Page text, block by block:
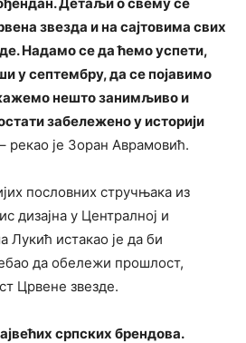
звезда и на сајтовима свих
Надамо се да ћемо успети,
у септембру, да се појавимо
нешто занимљиво и
забележено у историји
– рекао је Зоран Аврамовић.
пословних стручњака из
дизајна у Централној и
Лукић истакао је да би
да обележи прошлост,
Црвене звезде.
српских брендова.